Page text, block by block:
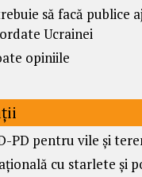
să facă publice
Ucrainei
opiniile
PD pentru vile și
cu starlete și